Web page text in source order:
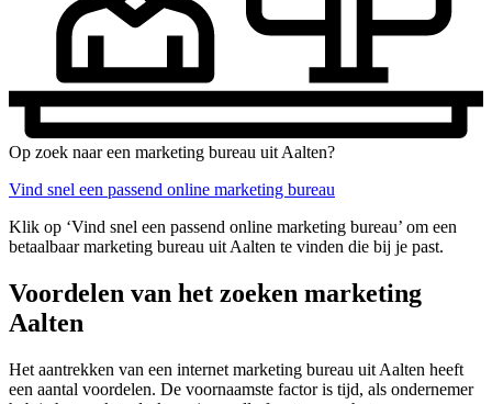
Op zoek naar een marketing bureau uit Aalten?
Vind snel een passend online marketing bureau
Klik op ‘Vind snel een passend online marketing bureau’ om een
betaalbaar marketing bureau uit Aalten te vinden die bij je past.
Voordelen van het zoeken marketing
Aalten
Het aantrekken van een internet marketing bureau uit Aalten heeft
een aantal voordelen. De voornaamste factor is tijd, als ondernemer